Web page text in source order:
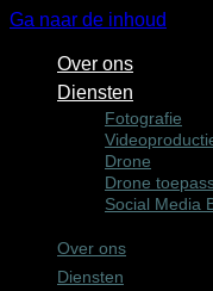
Ga naar de inhoud
Over ons
Diensten
Fotografie
Drone
Drone
Social Media
Over ons
Diensten